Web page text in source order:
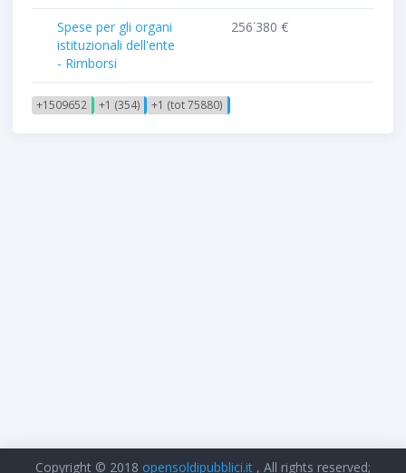
Spese per gli organi
istituzionali dell'ente
- Rimborsi
256˙380 €
+1509652 +1 (354) +1 (tot 75880)
Copyright © 2018 opensoldipubblici.it , All rights reserved;